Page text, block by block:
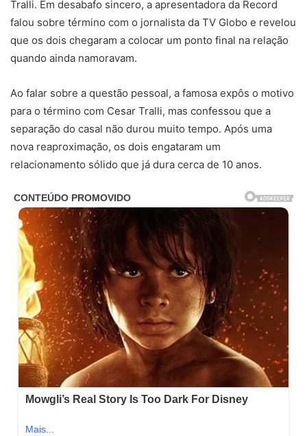
Tralli. Em desabafo sincero, a apresentadora da Record
falou sobre término com o jornalista da TV Globo e revelou
que os dois chegaram a colocar um ponto final na relação
quando ainda namoravam.
Ao falar sobre a questão pessoal, a famosa expôs o motivo
para o término com Cesar Tralli, mas confessou que a
separação do casal não durou muito tempo. Após uma
nova reaproximação, os dois engataram um
relacionamento sólido que já dura cerca de 10 anos.